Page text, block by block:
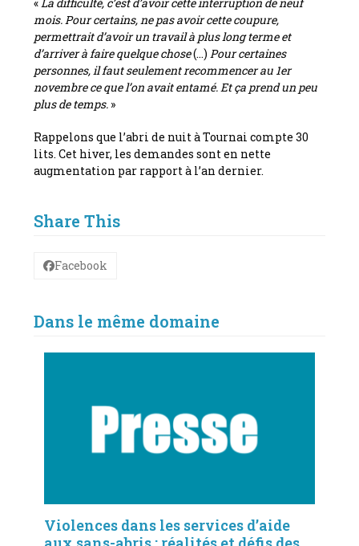
mois. Pour certains, ne pas avoir cette coupure,
permettrait d’avoir un travail à plus long terme et
d’arriver à faire quelque chose(…)Pour certaines
personnes, il faut seulement recommencer au 1er
novembre ce que l’on avait entamé. Et ça prend un peu
plus de temps. »
Rappelons que l’abri de nuit à Tournai compte 30
lits. Cet hiver, les demandes sont en nette
augmentation par rapport à l’an dernier.
Share This
Facebook
Dans le même domaine
Violences dans les services d’aide